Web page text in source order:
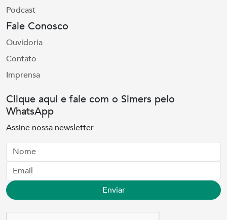
Podcast
Fale Conosco
Ouvidoria
Contato
Imprensa
Clique aqui e fale com o Simers pelo
WhatsApp
Assine nossa newsletter
Nome
Email
Enviar